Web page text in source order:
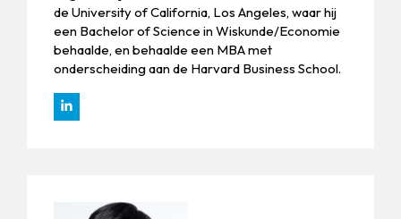
de University of California, Los Angeles, waar hij
een Bachelor of Science in Wiskunde/Economie
behaalde, en behaalde een MBA met
onderscheiding aan de Harvard Business School.